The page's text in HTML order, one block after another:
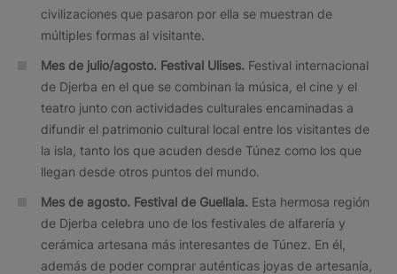
civilizaciones que pasaron por ella se muestran de
múltiples formas al visitante.
Mes de julio/agosto. Festival Ulises. Festival internacional
de Djerba en el que se combinan la música, el cine y el
teatro junto con actividades culturales encaminadas a
difundir el patrimonio cultural local entre los visitantes de
la isla, tanto los que acuden desde Túnez como los que
llegan desde otros puntos del mundo.
Mes de agosto. Festival de Guellala. Esta hermosa región
de Djerba celebra uno de los festivales de alfarería y
cerámica artesana más interesantes de Túnez. En él,
además de poder comprar auténticas joyas de artesanía,